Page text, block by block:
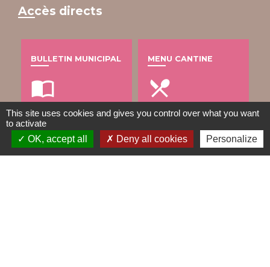
Accès directs
BULLETIN MUNICIPAL
import_contacts
MENU CANTINE
local_dining
TRAVAUX EN COURS VOS DÉMARCHES
This site uses cookies and gives you control over what you want
to activate
OK, accept all
Deny all cookies Personalize